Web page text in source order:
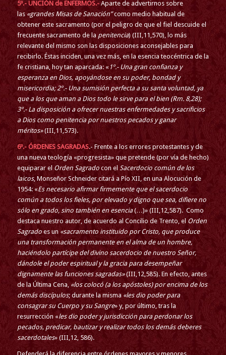
5º.- UNCIÓN de ENFERMOS.-Aparte de advertirnos sobre
las «grandes Misas de Sanación”como medio habitual de
obtener este sacramento (por el peligro de que el fiel descuide el
frecuente sacramento de la penitencia) (III,11,570), lo más
relevante del mismo son las disposiciones aconsejables para
recibirlo. Éstas inciden, una vez más, en la esencia teocéntrica de la
fe cristiana, hoy tan aparcada: « 1º.- Una gran confianza y
esperanza en Dios, apoyándose en su poder, bondad y
misericordia; 2º.- Una sumisión perfecta a su santa voluntad, ya
que a los que aman a Dios todo le sirve para el bien(Rm. 8,28);
3º.- La disposición a ofrecer nuestras enfermedades y sacrificios
a Dios como penitencia por nuestros pecados y ganar
méritos»(III,11,573).
6º.- ÓRDENES SAGRADAS.- Frente a los errores protestantes y de
una nueva teología «progresista» que pretende (por vía de hecho)
equiparar el Orden Sagradocon el Sacerdocio común de los
laicos, Monseñor Schneider citará a Pío XII, en una Alocución de
1954: «Es necesario afirmar firmemente que el sacerdocio
común a todos los fieles, por elevado y digno que sea, difiere no
sólo en grado, sino también en esencia(…)» (III,12,587). Como
destaca nuestro autor, de acuerdo al Concilio de Trento, el Orden
Sagradoes un «sacramento instituido por Cristo, que produce
una transformación permanente en el alma de un hombre,
haciéndolo partícipe del divino sacerdocio de nuestro Señor,
dándole el poder espiritual y la gracia para desempeñar
dignamente las funciones sagradas»(III,12,585). En efecto, antes
de la Última Cena, «los colocó (a los apóstoles) por encima de los
demás discípulos; durante la misma «les dio poder para
consagrar su Cuerpo y su Sangre» y, por último, tras la
resurrección «les dio poder y jurisdicción para perdonar los
pecados, predicar, bautizar y realizar todos los demás deberes
sacerdotales» (III,12, 586).